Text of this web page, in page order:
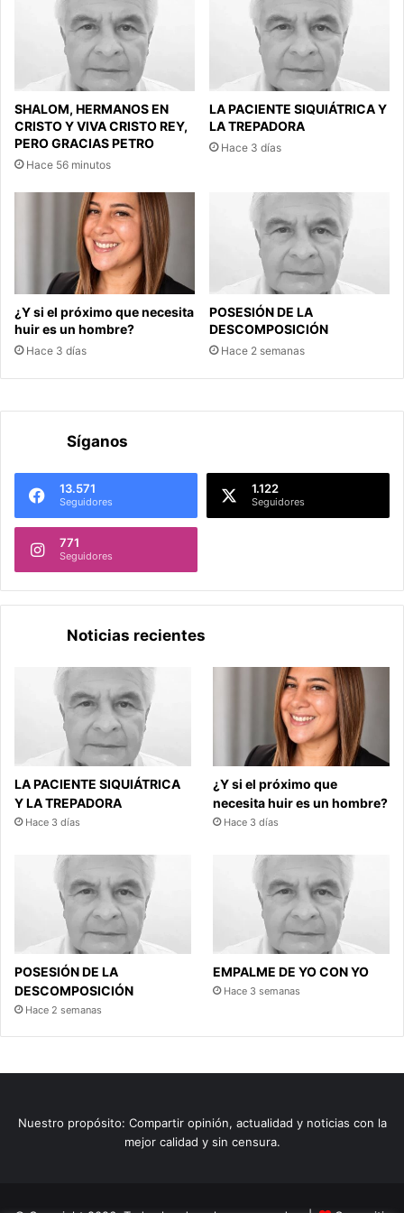
SHALOM, HERMANOS EN
CRISTO Y VIVA CRISTO REY,
PERO GRACIAS PETRO
Hace 56 minutos
LA PACIENTE SIQUIÁTRICA Y
LA TREPADORA
Hace 3 días
¿Y si el próximo que necesita
huir es un hombre?
Hace 3 días
POSESIÓN DE LA
DESCOMPOSICIÓN
Hace 2 semanas
Síganos
13.571
Seguidores
1.122
Seguidores
771
Seguidores
Noticias recientes
LA PACIENTE SIQUIÁTRICA
Y LA TREPADORA
Hace 3 días
¿Y si el próximo que
necesita huir es un hombre?
Hace 3 días
POSESIÓN DE LA
DESCOMPOSICIÓN
Hace 2 semanas
EMPALME DE YO CON YO
Hace 3 semanas
Nuestro propósito: Compartir opinión, actualidad y noticias con la
mejor calidad y sin censura.